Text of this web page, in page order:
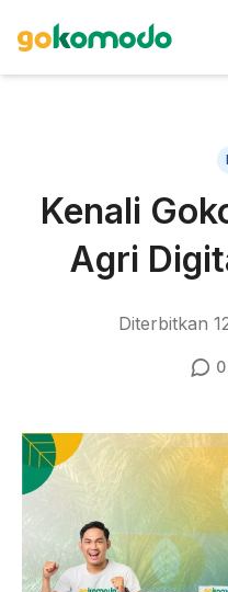
Kenali
Agri
Diterbitkan
0